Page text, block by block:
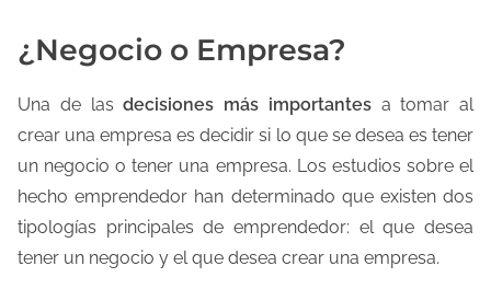
¿Negocio o Empresa?
Una de lasdecisiones más importantesa tomar al
crear una empresa es decidir si lo que se desea es tener
un negocio o tener una empresa. Los estudios sobre el
hecho emprendedor han determinado que existen dos
tipologías principales de emprendedor: el que desea
tener un negocio y el que desea crear una empresa.